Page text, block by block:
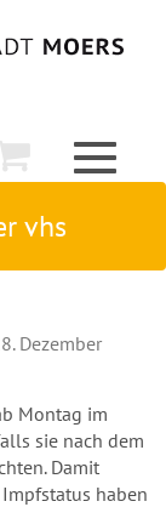
Toggle
vhs
Dezember
Montag im
sie nach dem
Damit
haben